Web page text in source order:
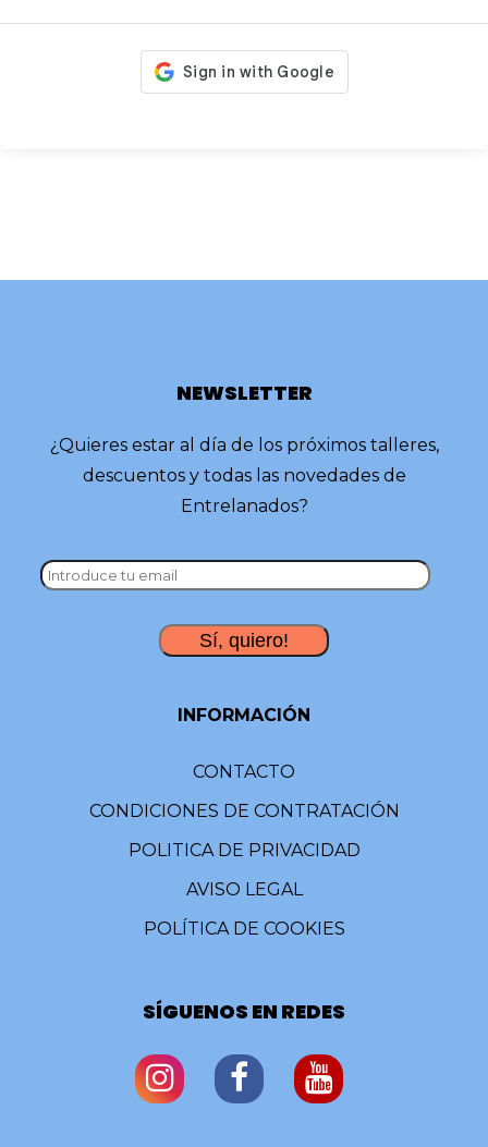
NEWSLETTER
¿Quieres estar al día de los próximos talleres,
descuentos y todas las novedades de
Entrelanados?
INFORMACIÓN
CONTACTO
CONDICIONES DE CONTRATACIÓN
POLITICA DE PRIVACIDAD
AVISO LEGAL
POLÍTICA DE COOKIES
SÍGUENOS EN REDES